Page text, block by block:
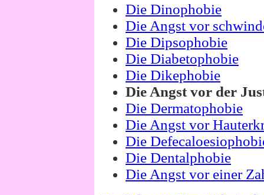
Die Dinophobie
Die Angst vor
Die Dipsophobie
Die Diabetophobie
Die Dikephobie
Die Angst vor der
Die Dermatophobie
Die Angst vor
Die
Die Dentalphobie
Die Angst vor einer